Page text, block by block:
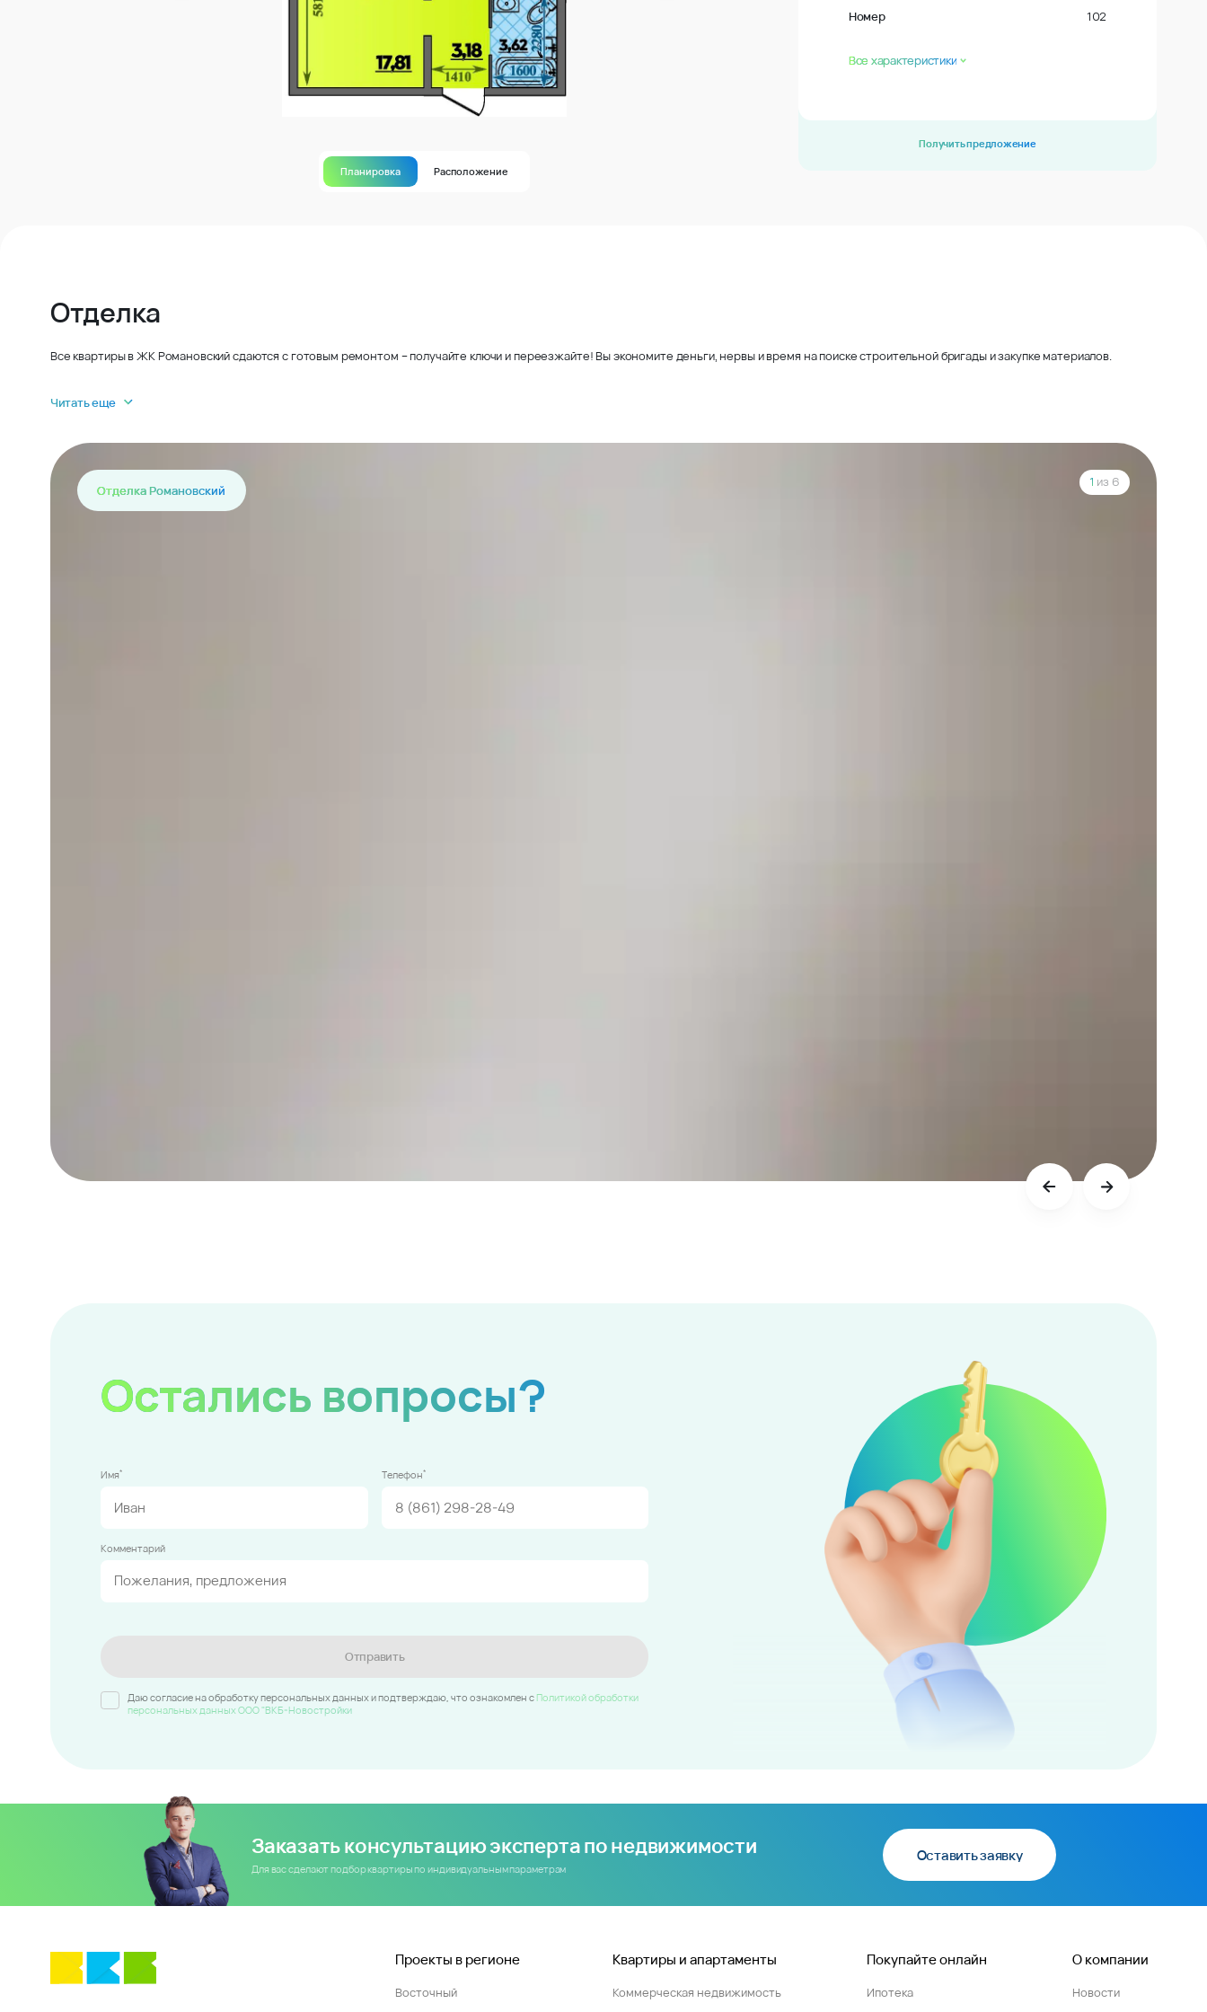
Планировка Расположение
Номер 102
Все характеристики
Получить предложение
Отделка
Все квартиры в ЖК Романовский сдаются с готовым ремонтом – получайте ключи и переезжайте! Вы экономите деньги, нервы и время на поиске строительной бригады и закупке материалов.
Читать еще
Отделка Романовский
1 из 6
Остались вопросы?
Имя* Телефон*
Комментарий
Отправить
Даю согласие на обработку персональных данных и подтверждаю, что ознакомлен c Политикой обработки
персональных данных ООО "ВКБ-Новостройки
Заказать консультацию эксперта по недвижимости
Для вас сделают подбор квартиры по индивидуальным параметрам
Оставить заявку
Проекты в регионе
Восточный
Квартиры и апартаменты
Коммерческая недвижимость
Покупайте онлайн
Ипотека
О компании
Новости